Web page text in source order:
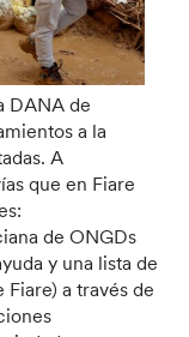
DANA de
a la
A
que en Fiare
de ONGDs
y una lista de
Fiare) a través de